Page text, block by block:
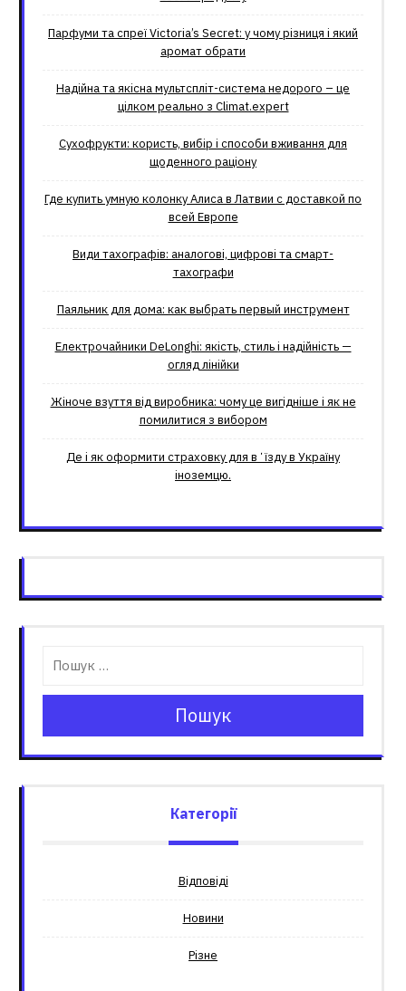
Парфуми та спреї Victoria’s Secret: у чому різниця і який
аромат обрати
Надійна та якісна мультспліт-система недорого – це
цілком реально з Climat.еxpert
Сухофрукти: користь, вибір і способи вживання для
щоденного раціону
Где купить умную колонку Алиса в Латвии с доставкой по
всей Европе
Види тахографів: аналогові, цифрові та смарт-
тахографи
Паяльник для дома: как выбрать первый инструмент
Електрочайники DeLonghi: якість, стиль і надійність —
огляд лінійки
Жіноче взуття від виробника: чому це вигідніше і як не
помилитися з вибором
Де і як оформити страховку для вʼїзду в Україну
іноземцю.
Пошук
Категорії
Відповіді
Новини
Різне